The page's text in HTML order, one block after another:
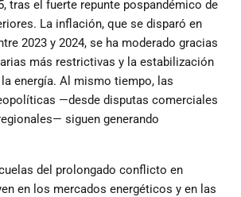
tras el fuerte repunte pospandémico de
La inflación, que se disparó en
2023 y 2024, se ha moderado gracias
más restrictivas y la estabilización
energía. Al mismo tiempo, las
—desde disputas comerciales
siguen generando
del prolongado conflicto en
en los mercados energéticos y en las